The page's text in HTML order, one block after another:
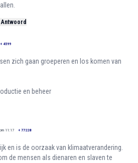
Antwoord
+ 4599
zich gaan groeperen en los komen van
en beheer
11:17 + 77228
en is de oorzaak van klimaatverandering.
de mensen als dienaren en slaven te